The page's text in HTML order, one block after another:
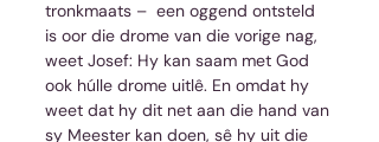
tronkmaats –  een oggend ontsteld
is oor die drome van die vorige nag,
weet Josef: Hy kan saam met God
ook húlle drome uitlê. En omdat hy
weet dat hy dit net aan die hand van
sy Meester kan doen, sê hy uit die